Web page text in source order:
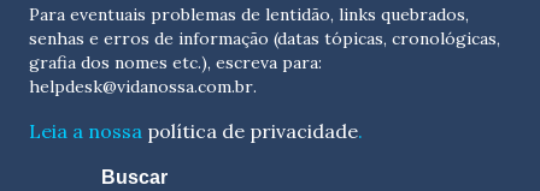
Para eventuais problemas de lentidão, links quebrados,
senhas e erros de informação (datas tópicas, cronológicas,
helpdesk@vidanossa.com.br.
Leia a nossa política de privacidade.
Buscar